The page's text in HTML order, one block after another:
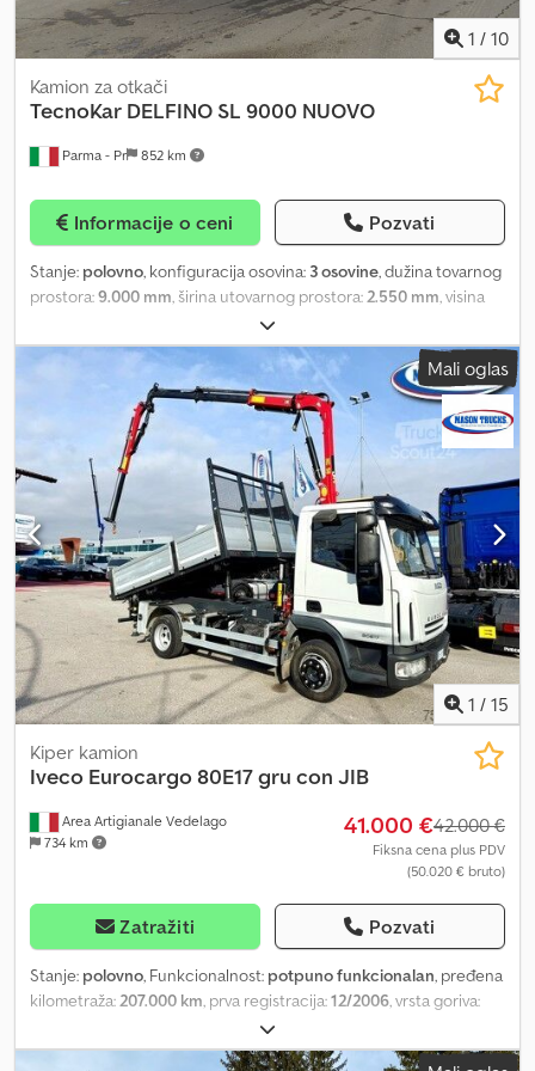
1 / 10
Parma - Pr 852 km
Kamion za otkači
TecnoKar DELFINO SL 9000 NUOVO
Informacije o ceni Pozvati
Stanje: polovno, konfiguracija osovina: 3 osovine, dužina tovarnog
prostora:9.000 mm, širina utovarnog prostora:2.550 mm, visina
, zapremina tovarnog prostora:
m³, suspencija:vazduh, dimenzija gume:385/65 r22,5, boja:svetlo
, NOVI PRIKOLICA SA ZADNJIM KIPANJEM TECNOKAR DELFINO
SL 9000, ODMAH DOSTUPNA, IZRAĐENA OD ALUMINIJUMA;
DIMENZIJE TERETNOG PROSTORA: DUŽINA 9000 MM X ŠIRINA
2500 MM X VISINA 2000 MM; MEĐUOSOVINSKI RAZMAK: 4650 MM;
GUME: 385/65 R22,5; DISK KOČNICE; PNEUMATSKA VEŠANJA;
PODIZNA PRVA OSOVINA; TREĆA OSOVINA UPRAVLJIVA;
ZAPREMINA KIPE: 45,5 m³; EBS SISTEM; ELEKTRIČNI PREKRIVAČ ZA
KORITO; JOST PODIZNI NOGARI; HALDEX HIDRAULIČNI SISTEM.
Dedpohk Uzcjfx Agkjkr
Mali oglas
1 / 15
Area Artigianale Vedelago
734 km
Kiper kamion
Iveco Eurocargo 80E17 gru con JIB
41.000 €42.000 €
Fiksna cena plus PDV
(50.020 € bruto)
Zatražiti Pozvati
Stanje: polovno, Funkcionalnost: potpuno funkcionalan, pređena
kilometraža:207.000 km, prva registracija:12/2006, vrsta goriva:
1.900 kg
konfiguracija osovina:4x2, gorivo:dizel, kočnice:kočenje